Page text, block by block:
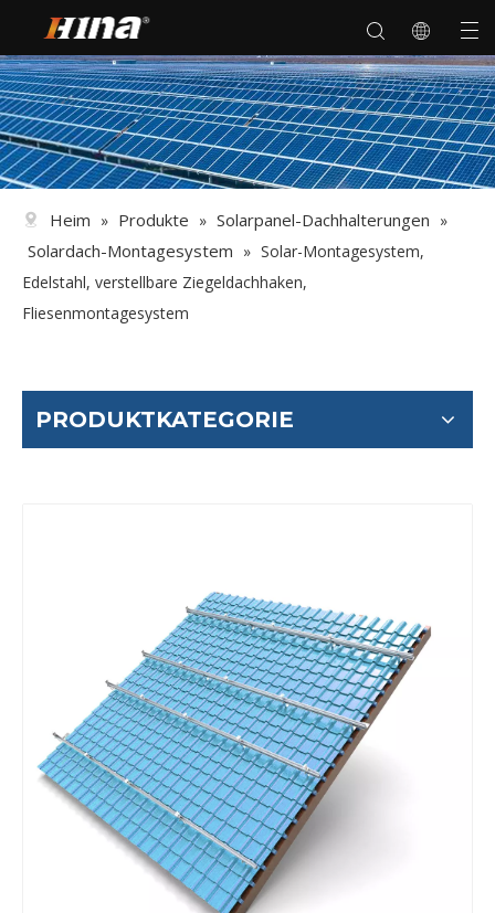
Heim » Produkte » Solarpanel-Dachhalterungen »
Solardach-Montagesystem » Solar-Montagesystem,
Edelstahl, verstellbare Ziegeldachhaken,
Fliesenmontagesystem
PRODUKTKATEGORIE